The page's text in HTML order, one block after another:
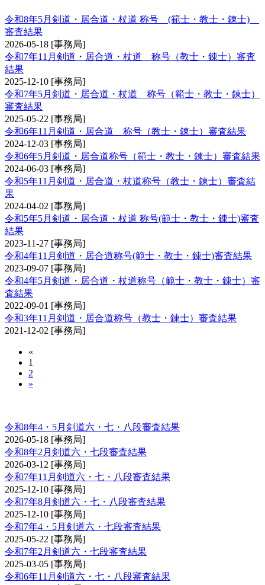
令和8年5月剣道・居合道・杖道 称号 (範士・教士・錬士)
審査結果
2026-05-18 [事務局]
令和7年11月剣道・居合道・杖道 称号（教士・錬士）審査
結果
2025-12-10 [事務局]
令和7年5月剣道・居合道・杖道 称号（範士・教士・錬士）
審査結果
2025-05-22 [事務局]
令和6年11月剣道・居合道 称号（教士・錬士）審査結果
2024-12-03 [事務局]
令和6年5月剣道・居合道称号（範士・教士・錬士）審査結果
2024-06-03 [事務局]
令和5年11月剣道・居合道・杖道称号（教士・錬士）審査結
果
2024-04-02 [事務局]
令和5年5月剣道・居合道・杖道 称号(範士・教士・錬士)審査
結果
2023-11-27 [事務局]
令和4年11月剣道・居合道称号(範士・教士・錬士)審査結果
2023-09-07 [事務局]
令和4年5月剣道・居合道・杖道称号（範士・教士・錬士）審
査結果
2022-09-01 [事務局]
令和3年11月剣道・居合道称号（教士・錬士）審査結果
2021-12-02 [事務局]
«
1
2
»
令和8年4・5月剣道六・七・八段審査結果
2026-05-18 [事務局]
令和8年2月剣道六・七段審査結果
2026-03-12 [事務局]
令和7年11月剣道六・七・八段審査結果
2025-12-10 [事務局]
令和7年8月剣道六・七・八段審査結果
2025-12-10 [事務局]
令和7年4・5月剣道六・七段審査結果
2025-05-22 [事務局]
令和7年2月剣道六・七段審査結果
2025-03-05 [事務局]
令和6年11月剣道六・七・八段審査結果